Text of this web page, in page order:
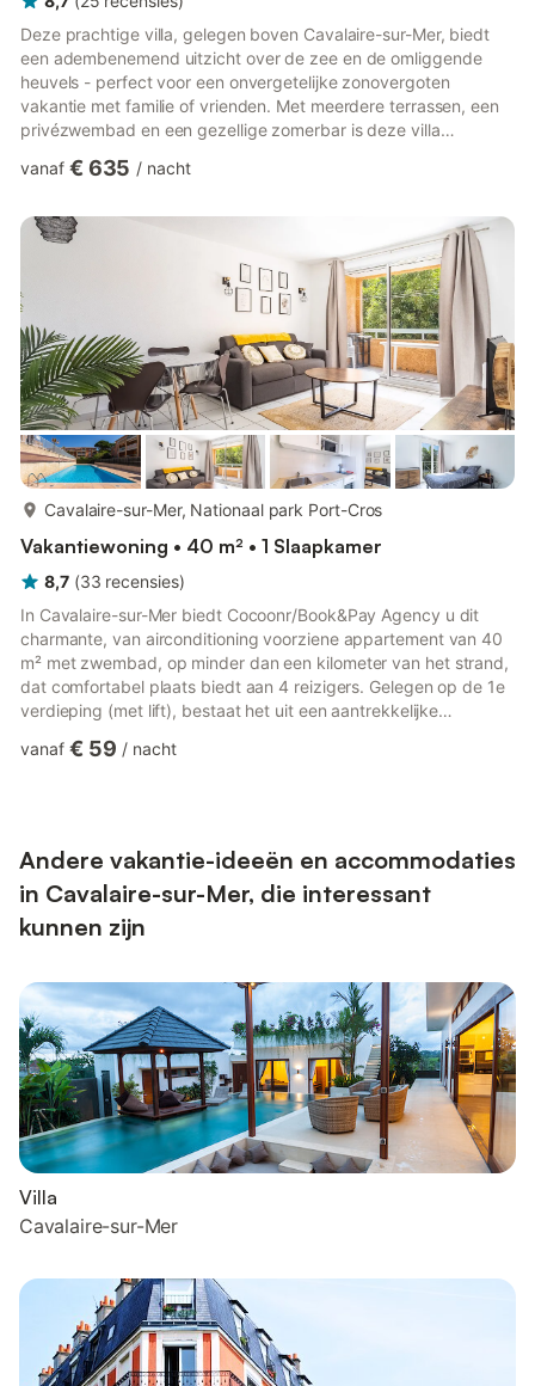
Deze prachtige villa, gelegen boven Cavalaire-sur-Mer, biedt
een adembenemend uitzicht over de zee en de omliggende
heuvels - perfect voor een onvergetelijke zonovergoten
vakantie met familie of vrienden. Met meerdere terrassen, een
privézwembad en een gezellige zomerbar is deze villa
enkele minuten van Plage du Débarquement en Plage de
schilderachtige fotomomenten. Het iconische Saint-Tropez is
ook gemakkelijk met de auto te bereiken voor dagtrips vol
vanaf € 635 / nacht
Cavalaire-sur-Mer, Nationaal park Port-Cros
Vakantiewoning • 40 m² • 1 Slaapkamer
8,7 (33 recensies)
In Cavalaire-sur-Mer biedt Cocoonr/Book&Pay Agency u dit
charmante, van airconditioning voorziene appartement van 40
m² met zwembad, op minder dan een kilometer van het strand,
dat comfortabel plaats biedt aan 4 reizigers. Gelegen op de 1e
verdieping (met lift), bestaat het uit een aantrekkelijke
mooie slaapkamer en een badkamer (met douche).
uitgeruste k...
vanaf € 59 / nacht
Andere vakantie-ideeën en accommodaties
in Cavalaire-sur-Mer, die interessant
kunnen zijn
Villa
Cavalaire-sur-Mer